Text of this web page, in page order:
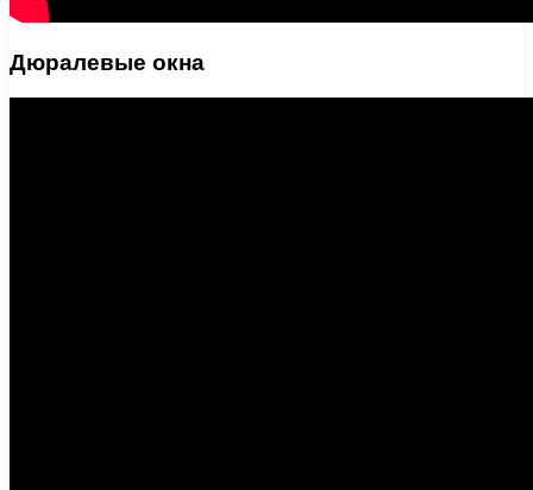
Дюралевые окна